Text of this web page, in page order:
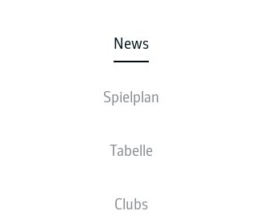
News
Spielplan
Tabelle
Clubs
ERZIELT
2025 IN DER